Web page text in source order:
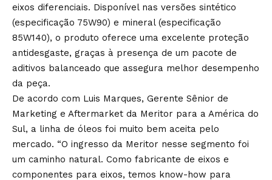
eixos diferenciais. Disponível nas versões sintético
(especificação 75W90) e mineral (especificação
85W140), o produto oferece uma excelente proteção
antidesgaste, graças à presença de um pacote de
aditivos balanceado que assegura melhor desempenho
da peça.
De acordo com Luis Marques, Gerente Sênior de
Marketing e Aftermarket da Meritor para a América do
Sul, a linha de óleos foi muito bem aceita pelo
mercado. “O ingresso da Meritor nesse segmento foi
um caminho natural. Como fabricante de eixos e
componentes para eixos, temos know-how para